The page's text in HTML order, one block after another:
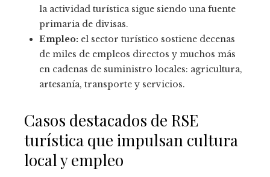
la actividad turística sigue siendo una fuente
primaria de divisas.
Empleo: el sector turístico sostiene decenas
de miles de empleos directos y muchos más
en cadenas de suministro locales: agricultura,
artesanía, transporte y servicios.
Casos destacados de RSE
turística que impulsan cultura
local y empleo